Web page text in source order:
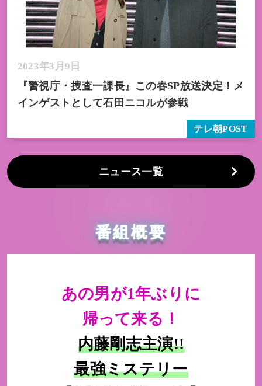
2023年3月9日
『警視庁・捜査一課長』この春SP放送決定！メ
インゲストとして石田ニコルが参戦
テレ朝POST
ニュース一覧
番組概要
あの男が1年ぶりに
帰って来る！
内藤剛志主演!!
最強ミステリー